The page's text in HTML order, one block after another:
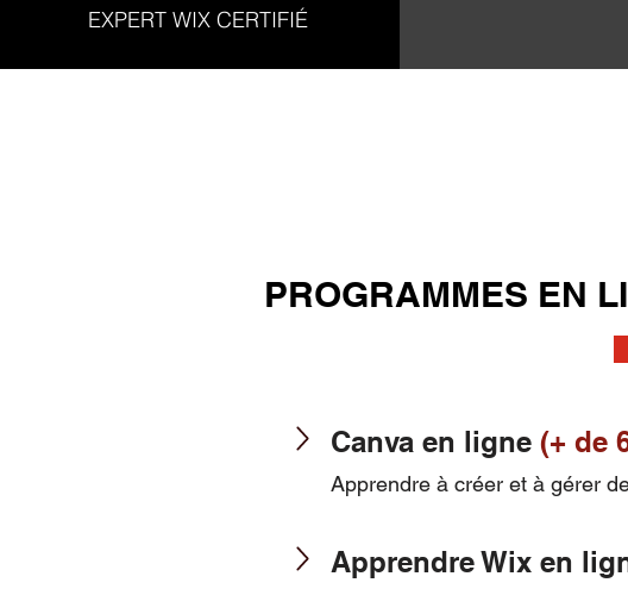
EXPERT WIX CERTIFIÉ
PROGRAMMES EN
Canva en ligne (+ de
Apprendre à créer et à gérer
Apprendre Wix en